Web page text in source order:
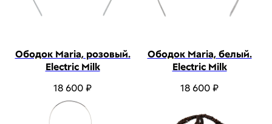
Ободок Maria, розовый.
Electric Milk
18 600₽
Ободок Maria, белый.
Electric Milk
18 600₽